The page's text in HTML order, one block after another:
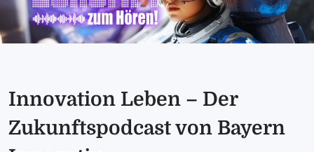
Innovation Leben – Der
Zukunftspodcast von Bayern